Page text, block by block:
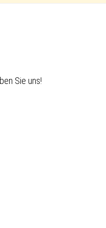
Sie uns!